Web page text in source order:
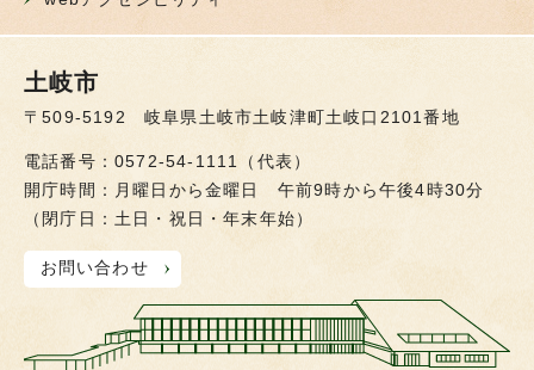
土岐市
〒509-5192 岐阜県土岐市土岐津町土岐口2101番地
電話番号：0572-54-1111（代表）
開庁時間：月曜日から金曜日 午前9時から午後4時30分
（閉庁日：土日・祝日・年末年始）
お問い合わせ